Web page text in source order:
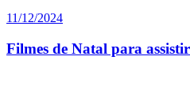
11/12/2024
Filmes de Natal para